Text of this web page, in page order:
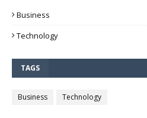
Business
Technology
TAGS
Business Technology